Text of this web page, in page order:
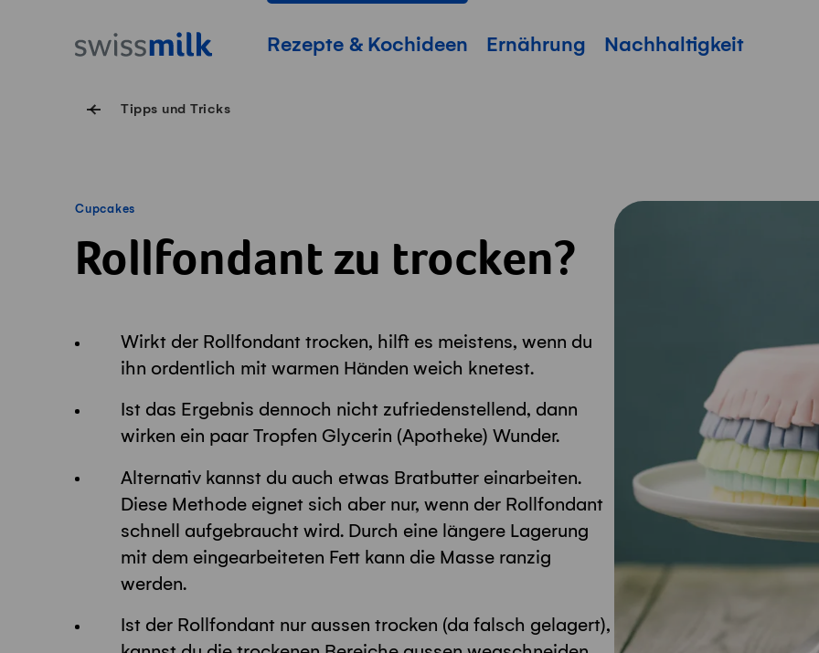
StartseiteHauptnavigation
Rezepte & Kochideen Ernährung Nachhaltigkeit
Tipps und Tricks
Cupcakes
Rollfondant zu trocken?
Wirkt der Rollfondant trocken, hilft es meistens, wenn du
ihn ordentlich mit warmen Händen weich knetest.
Ist das Ergebnis dennoch nicht zufriedenstellend, dann
wirken ein paar Tropfen Glycerin (Apotheke) Wunder.
Alternativ kannst du auch etwas Bratbutter einarbeiten.
Diese Methode eignet sich aber nur, wenn der Rollfondant
schnell aufgebraucht wird. Durch eine längere Lagerung
mit dem eingearbeiteten Fett kann die Masse ranzig
werden.
Ist der Rollfondant nur aussen trocken (da falsch gelagert),